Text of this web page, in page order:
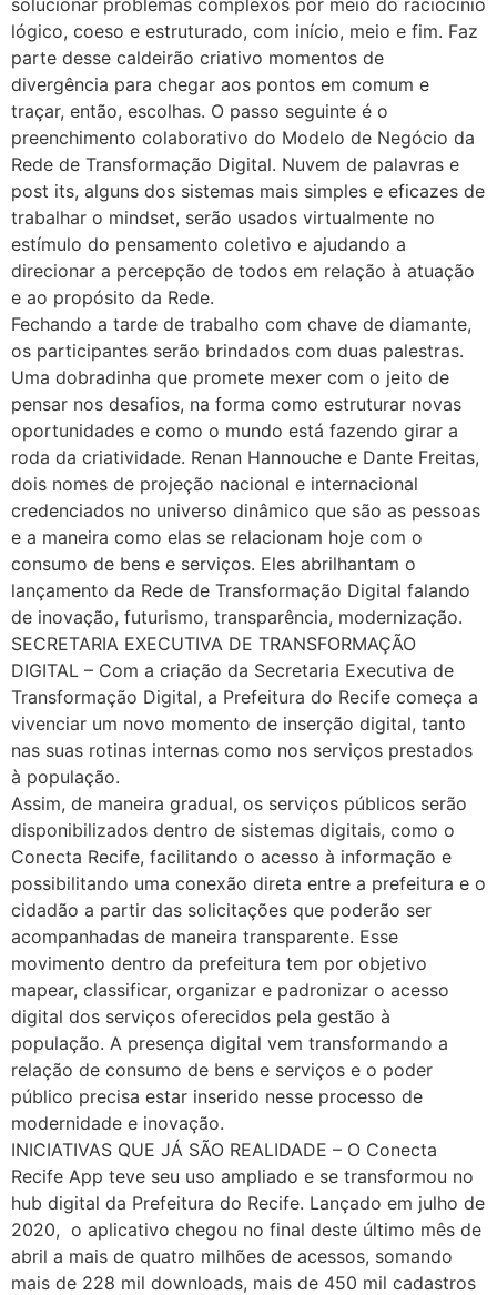
solucionar problemas complexos por meio do raciocínio
lógico, coeso e estruturado, com início, meio e fim. Faz
parte desse caldeirão criativo momentos de
divergência para chegar aos pontos em comum e
traçar, então, escolhas. O passo seguinte é o
preenchimento colaborativo do Modelo de Negócio da
Rede de Transformação Digital. Nuvem de palavras e
post its, alguns dos sistemas mais simples e eficazes de
trabalhar o mindset, serão usados virtualmente no
estímulo do pensamento coletivo e ajudando a
direcionar a percepção de todos em relação à atuação
e ao propósito da Rede.
Fechando a tarde de trabalho com chave de diamante,
os participantes serão brindados com duas palestras.
Uma dobradinha que promete mexer com o jeito de
pensar nos desafios, na forma como estruturar novas
oportunidades e como o mundo está fazendo girar a
roda da criatividade. Renan Hannouche e Dante Freitas,
dois nomes de projeção nacional e internacional
credenciados no universo dinâmico que são as pessoas
e a maneira como elas se relacionam hoje com o
consumo de bens e serviços. Eles abrilhantam o
lançamento da Rede de Transformação Digital falando
de inovação, futurismo, transparência, modernização.
SECRETARIA EXECUTIVA DE TRANSFORMAÇÃO
DIGITAL – Com a criação da Secretaria Executiva de
Transformação Digital, a Prefeitura do Recife começa a
vivenciar um novo momento de inserção digital, tanto
nas suas rotinas internas como nos serviços prestados
à população.
Assim, de maneira gradual, os serviços públicos serão
disponibilizados dentro de sistemas digitais, como o
Conecta Recife, facilitando o acesso à informação e
possibilitando uma conexão direta entre a prefeitura e o
cidadão a partir das solicitações que poderão ser
acompanhadas de maneira transparente. Esse
movimento dentro da prefeitura tem por objetivo
mapear, classificar, organizar e padronizar o acesso
digital dos serviços oferecidos pela gestão à
população. A presença digital vem transformando a
relação de consumo de bens e serviços e o poder
público precisa estar inserido nesse processo de
modernidade e inovação.
INICIATIVAS QUE JÁ SÃO REALIDADE – O Conecta
Recife App teve seu uso ampliado e se transformou no
hub digital da Prefeitura do Recife. Lançado em julho de
2020, o aplicativo chegou no final deste último mês de
abril a mais de quatro milhões de acessos, somando
mais de 228 mil downloads, mais de 450 mil cadastros